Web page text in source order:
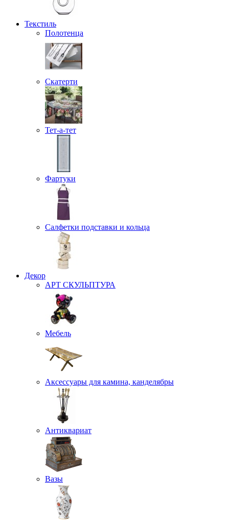
Текстиль
Полотенца
Скатерти
Тет-а-тет
Фартуки
Салфетки подставки и кольца
Декор
АРТ СКУЛЬПТУРА
Мебель
Аксессуары для камина, канделябры
Антиквариат
Вазы